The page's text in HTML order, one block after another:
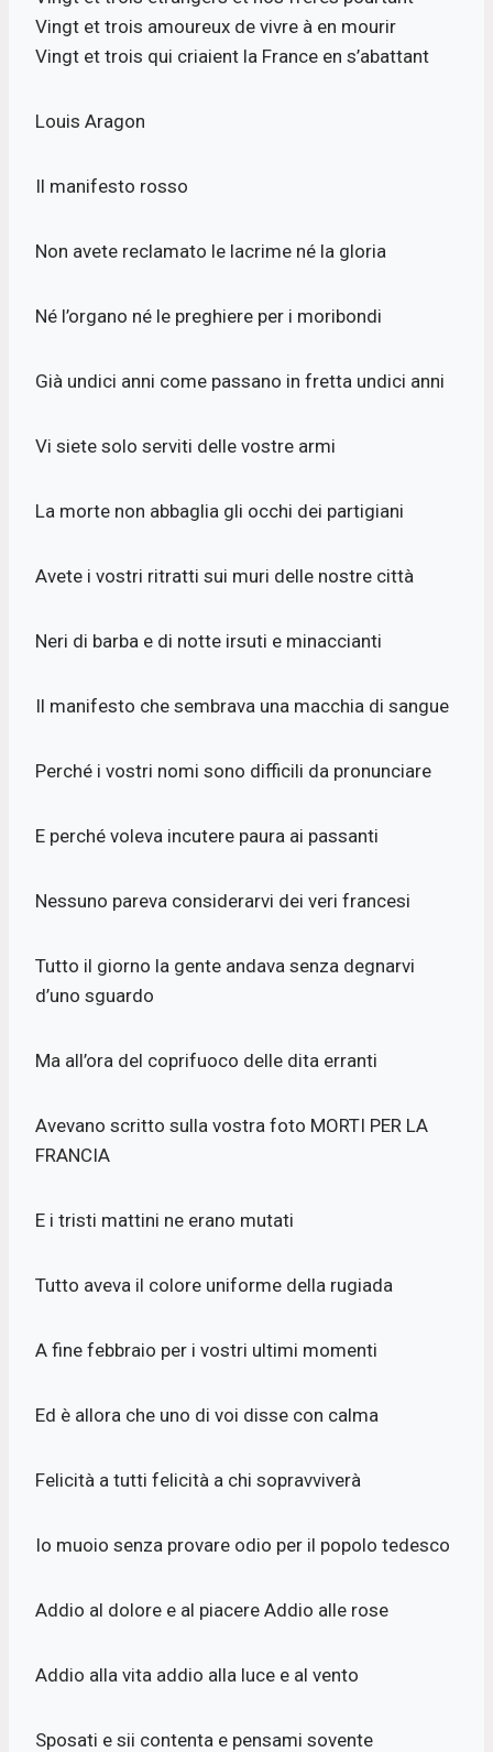
Vingt et trois amoureux de vivre à en mourir
Vingt et trois qui criaient la France en s’abattant
Louis Aragon
Il manifesto rosso
Non avete reclamato le lacrime né la gloria
Né l’organo né le preghiere per i moribondi
Già undici anni come passano in fretta undici anni
Vi siete solo serviti delle vostre armi
La morte non abbaglia gli occhi dei partigiani
Avete i vostri ritratti sui muri delle nostre città
Neri di barba e di notte irsuti e minaccianti
Il manifesto che sembrava una macchia di sangue
Perché i vostri nomi sono difficili da pronunciare
E perché voleva incutere paura ai passanti
Nessuno pareva considerarvi dei veri francesi
Tutto il giorno la gente andava senza degnarvi
d’uno sguardo
Ma all’ora del coprifuoco delle dita erranti
Avevano scritto sulla vostra foto MORTI PER LA
FRANCIA
E i tristi mattini ne erano mutati
Tutto aveva il colore uniforme della rugiada
A fine febbraio per i vostri ultimi momenti
Ed è allora che uno di voi disse con calma
Felicità a tutti felicità a chi sopravviverà
Io muoio senza provare odio per il popolo tedesco
Addio al dolore e al piacere Addio alle rose
Addio alla vita addio alla luce e al vento
Sposati e sii contenta e pensami sovente